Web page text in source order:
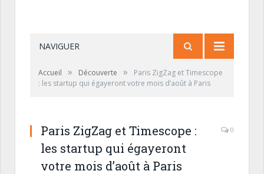
NAVIGUER
Accueil » Découverte »
Paris ZigZag et Timescope
: les startup qui égayeront votre mois d’août à Paris
Paris ZigZag et Timescope :
les startup qui égayeront
votre mois d’août à Paris
0